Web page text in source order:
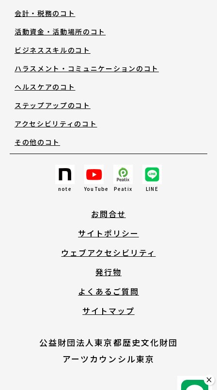
アートノトについて
MESSAGE
やさしい日本語
アートノトについて
会計・税務のコト
活動資金・活動場所のコト
ビジネススキルのコト
ハラスメント・コミュニケーションのコト
ヘルスケアのコト
ステップアップのコト
アクセシビリティのコト
その他のコト
note YouTube Peatix LINE
お問合せ
サイトポリシー
ウェブアクセシビリティ
発行物
よくあるご質問
サイトマップ
公益財団法人東京都歴史文化財団
アーツカウンシル東京
×